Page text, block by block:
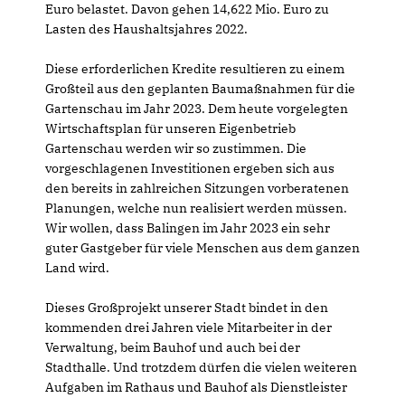
Euro belastet. Davon gehen 14,622 Mio. Euro zu
Lasten des Haushaltsjahres 2022.
Diese erforderlichen Kredite resultieren zu einem
Großteil aus den geplanten Baumaßnahmen für die
Gartenschau im Jahr 2023. Dem heute vorgelegten
Wirtschaftsplan für unseren Eigenbetrieb
Gartenschau werden wir so zustimmen. Die
vorgeschlagenen Investitionen ergeben sich aus
den bereits in zahlreichen Sitzungen vorberatenen
Planungen, welche nun realisiert werden müssen.
Wir wollen, dass Balingen im Jahr 2023 ein sehr
guter Gastgeber für viele Menschen aus dem ganzen
Land wird.
Dieses Großprojekt unserer Stadt bindet in den
kommenden drei Jahren viele Mitarbeiter in der
Verwaltung, beim Bauhof und auch bei der
Stadthalle. Und trotzdem dürfen die vielen weiteren
Aufgaben im Rathaus und Bauhof als Dienstleister